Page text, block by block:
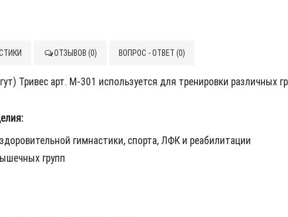
ОТЗЫВОВ (0) ВОПРОС - ОТВЕТ (0)
Тривес арт. М-301 используется для тренировки различных
гимнастики, спорта, ЛФК и реабилитации
групп